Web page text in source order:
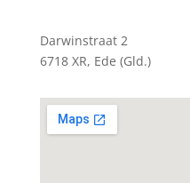
Darwinstraat 2
6718 XR, Ede (Gld.)